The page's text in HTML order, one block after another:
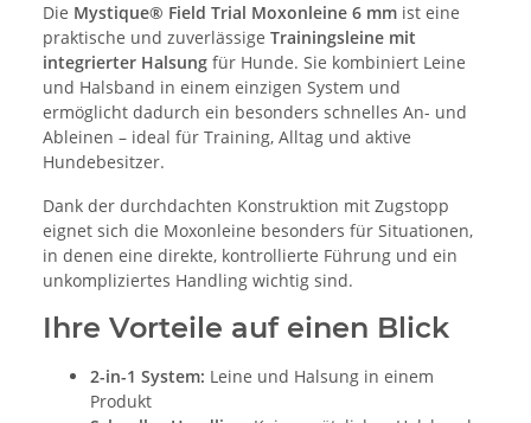
Die Mystique® Field Trial Moxonleine 6 mm ist eine
praktische und zuverlässige Trainingsleine mit
integrierter Halsung für Hunde. Sie kombiniert Leine
und Halsband in einem einzigen System und
ermöglicht dadurch ein besonders schnelles An- und
Ableinen – ideal für Training, Alltag und aktive
Hundebesitzer.
Dank der durchdachten Konstruktion mit Zugstopp
eignet sich die Moxonleine besonders für Situationen,
in denen eine direkte, kontrollierte Führung und ein
unkompliziertes Handling wichtig sind.
Ihre Vorteile auf einen Blick
2-in-1 System: Leine und Halsung in einem
Produkt